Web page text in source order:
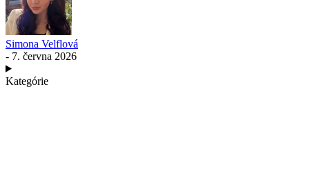
Simona Velflová
- 7. června 2026
Kategórie